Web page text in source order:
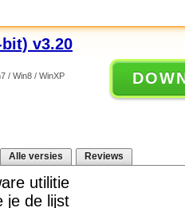
v3.20
/ Win8 / WinXP
Alle versies Reviews
utilitie
je de lijst